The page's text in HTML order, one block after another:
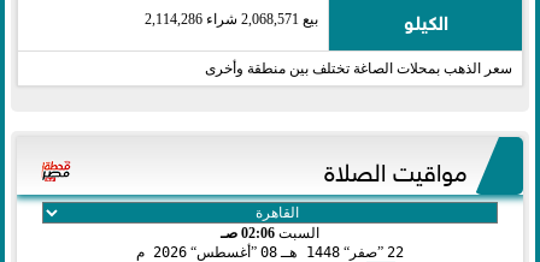
الكيلو بيع 2,068,571 شراء 2,114,286
سعر الذهب بمحلات الصاغة تختلف بين منطقة وأخرى
مواقيت الصلاة
السبت 02:06 صـ
22 صفر 1448 هـ 08 أغسطس 2026 م